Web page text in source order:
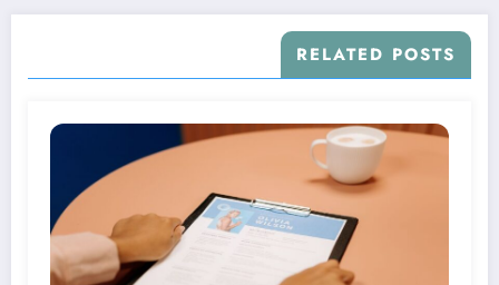
RELATED POSTS